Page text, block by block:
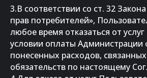
3.В соответствии со ст. 32
прав потребителей»,
любое время отказаться от
условии оплаты Администрации
понесенных расходов,
обязательств по настоящему